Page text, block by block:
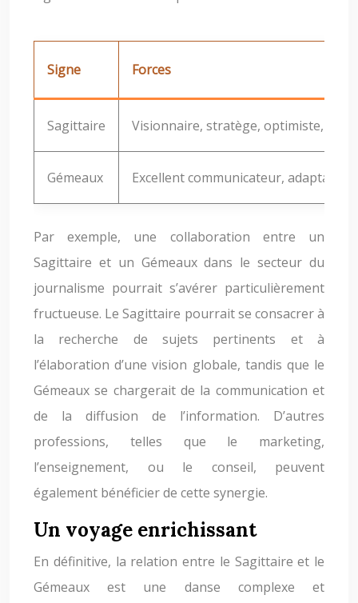
Signe Forces
Sagittaire Visionnaire, stratège, optimiste, sens
Gémeaux Excellent communicateur,
Par exemple, une collaboration entre un
Sagittaire et un Gémeaux dans le secteur du
journalisme pourrait s’avérer particulièrement
fructueuse. Le Sagittaire pourrait se consacrer à
la recherche de sujets pertinents et à
l’élaboration d’une vision globale, tandis que le
Gémeaux se chargerait de la communication et
de la diffusion de l’information. D’autres
professions, telles que le marketing,
l’enseignement, ou le conseil, peuvent
également bénéficier de cette synergie.
Un voyage enrichissant
En définitive, la relation entre le Sagittaire et le
Gémeaux est une danse complexe et